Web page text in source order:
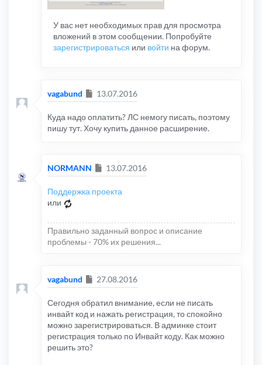
У вас нет необходимых прав для просмотра
вложений в этом сообщении. Попробуйте
зарегистрироваться или войти на форум.
vagabund Сообщение
13.07.2016
Куда надо оплатить? ЛС немогу писать, поэтому
пишу тут. Хочу купить данное расширение.
NORMANN Сообщение
13.07.2016
Поддержка проекта
или
Правильно заданный вопрос и описание
проблемы - 70% их решения...
vagabund Сообщение
27.08.2016
Сегодня обратил внимание, если не писать
инвайт код и нажать регистрация, то спокойно
можно зарегистрироваться. В админке стоит
регистрация только по Инвайт коду. Как можно
решить это?